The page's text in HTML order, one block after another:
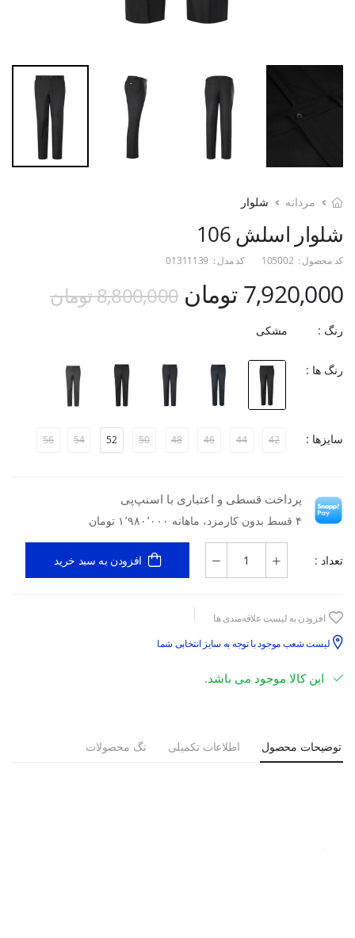
مردانه شلوار
شلوار اسلش 106
کد محصول : 105002 کد مدل : 01311139
7,920,000 تومان 8,800,000 تومان
رنگ : مشکی
رنگ ها :
سایزها : 42
44
46
48
50
52
54
56
پرداخت قسطی و اعتباری با اسنپ‌پی
۴ قسط بدون کارمزد، ماهانه ۱٬۹۸۰٬۰۰۰ تومان
تعداد : افزودن به سبد خرید
افزودن به لیست علاقه‌مندی ها
لیست شعب موجود با توجه به سایز انتخابی شما
این کالا موجود می باشد.
توضیحات محصول اطلاعات تکمیلی تگ محصولات